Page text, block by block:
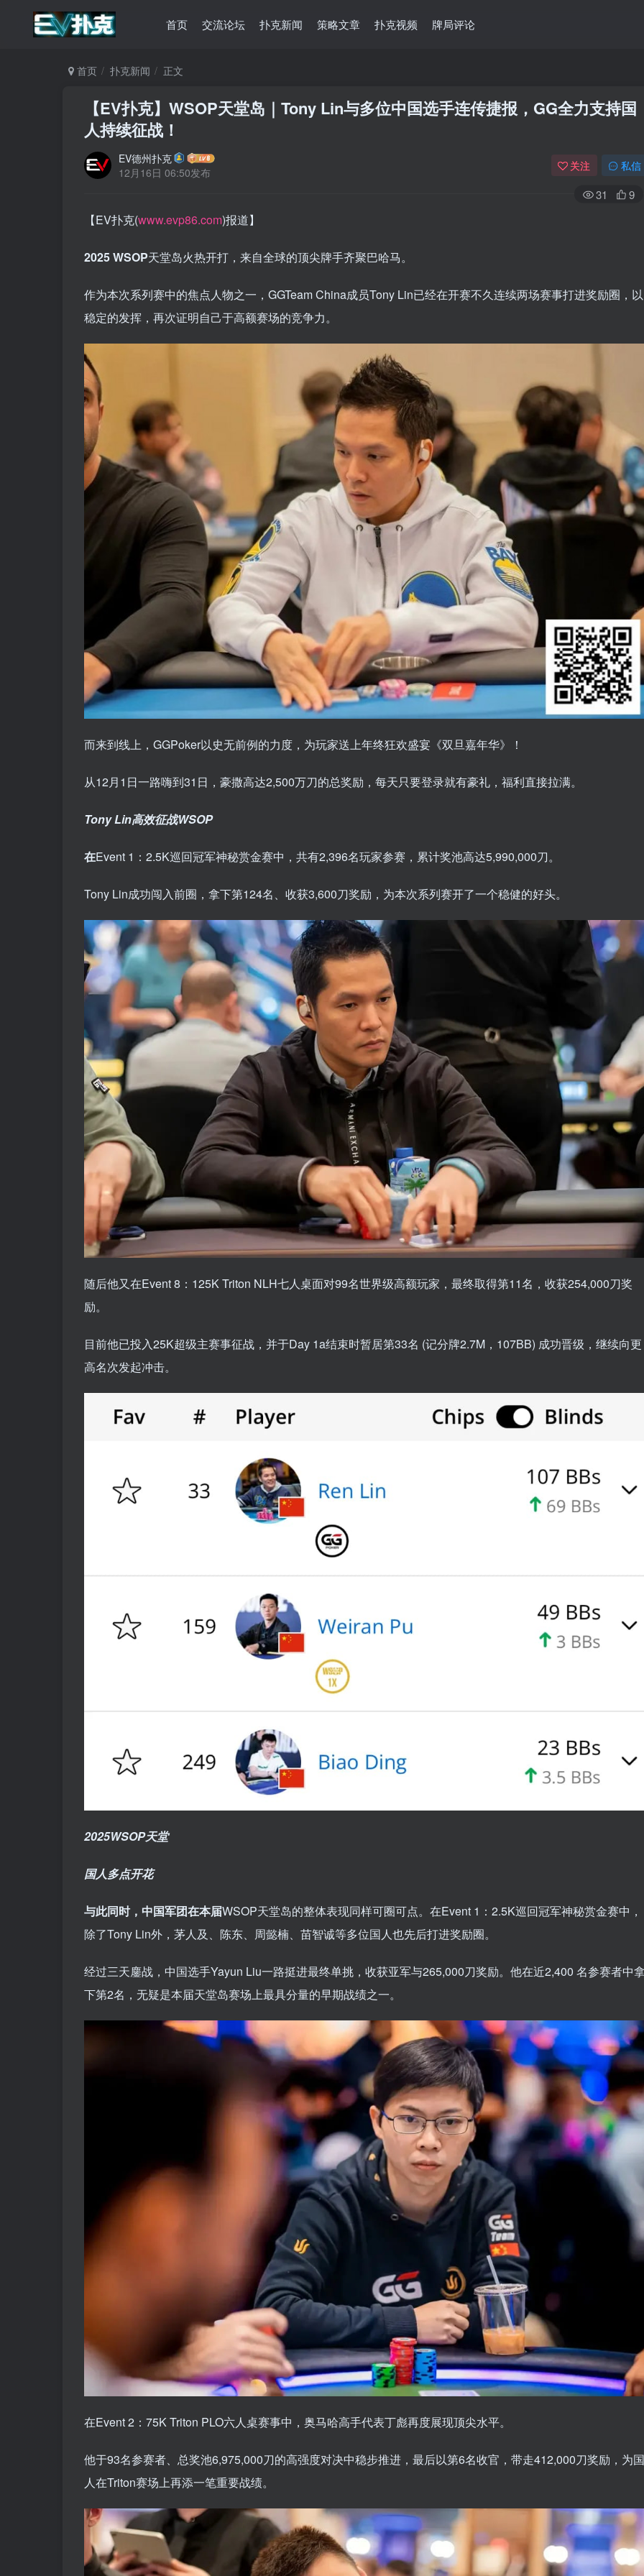
首页 交流论坛 扑克新闻 策略文章 扑克视频 牌局评论
首页 扑克新闻 正文
【EV扑克】WSOP天堂岛｜Tony Lin与多位中国选手连传捷报，GG全力支持国
人持续征战！
EV德州扑克
12月16日 06:50发布
关注 私信
31 9
【EV扑克(www.evp86.com)报道】
2025 WSOP天堂岛火热开打，来自全球的顶尖牌手齐聚巴哈马。
作为本次系列赛中的焦点人物之一，GGTeam China成员Tony Lin已经在开赛不久连续两场赛事打进奖励圈，以
稳定的发挥，再次证明自己于高额赛场的竞争力。
而来到线上，GGPoker以史无前例的力度，为玩家送上年终狂欢盛宴《双旦嘉年华》！
从12月1日一路嗨到31日，豪撒高达2,500万刀的总奖励，每天只要登录就有豪礼，福利直接拉满。
Tony Lin高效征战WSOP
在Event 1：2.5K巡回冠军神秘赏金赛中，共有2,396名玩家参赛，累计奖池高达5,990,000刀。
Tony Lin成功闯入前圈，拿下第124名、收获3,600刀奖励，为本次系列赛开了一个稳健的好头。
随后他又在Event 8：125K Triton NLH七人桌面对99名世界级高额玩家，最终取得第11名，收获254,000刀奖
励。
目前他已投入25K超级主赛事征战，并于Day 1a结束时暂居第33名 (记分牌2.7M，107BB) 成功晋级，继续向更
高名次发起冲击。
2025WSOP天堂
国人多点开花
与此同时，中国军团在本届WSOP天堂岛的整体表现同样可圈可点。在Event 1：2.5K巡回冠军神秘赏金赛中，
除了Tony Lin外，茅人及、陈东、周懿楠、苗智诚等多位国人也先后打进奖励圈。
经过三天鏖战，中国选手Yayun Liu一路挺进最终单挑，收获亚军与265,000刀奖励。他在近2,400 名参赛者中
下第2名，无疑是本届天堂岛赛场上最具分量的早期战绩之一。
在Event 2：75K Triton PLO六人桌赛事中，奥马哈高手代表丁彪再度展现顶尖水平。
他于93名参赛者、总奖池6,975,000刀的高强度对决中稳步推进，最后以第6名收官，带走412,000刀奖励，为国
人在Triton赛场上再添一笔重要战绩。